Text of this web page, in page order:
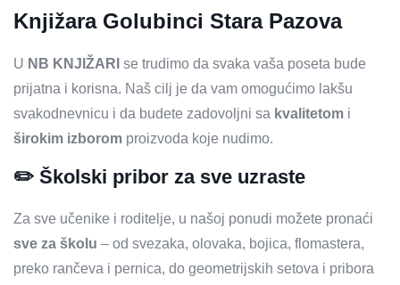
Knjižara Golubinci Stara Pazova
U NB KNJIŽARI se trudimo da svaka vaša poseta bude
prijatna i korisna. Naš cilj je da vam omogućimo lakšu
svakodnevnicu i da budete zadovoljni sa kvalitetom i
širokim izborom proizvoda koje nudimo.
✏️ Školski pribor za sve uzraste
Za sve učenike i roditelje, u našoj ponudi možete pronaći
sve za školu – od svezaka, olovaka, bojica, flomastera,
preko rančeva i pernica, do geometrijskih setova i pribora